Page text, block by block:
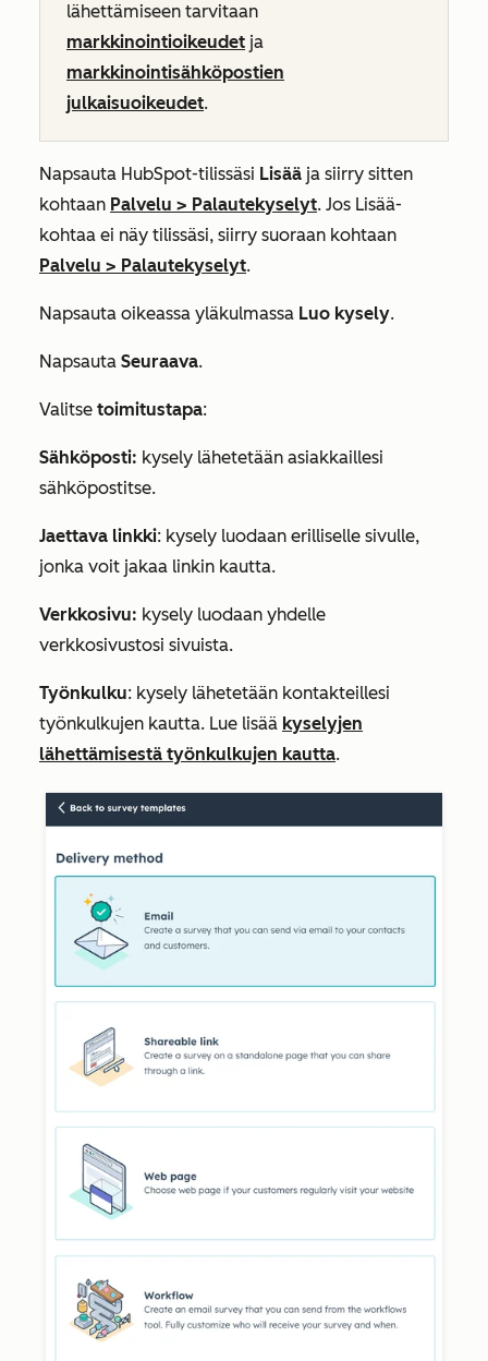
lähettämiseen tarvitaan
markkinointioikeudet ja
markkinointisähköpostien
julkaisuoikeudet.
Napsauta HubSpot-tilissäsi Lisää ja siirry sitten
kohtaan Palvelu > Palautekyselyt. Jos Lisää-
kohtaa ei näy tilissäsi, siirry suoraan kohtaan
Palvelu > Palautekyselyt.
Napsauta oikeassa yläkulmassa Luo kysely.
Napsauta Seuraava.
Valitse toimitustapa:
Sähköposti: kysely lähetetään asiakkaillesi
sähköpostitse.
Jaettava linkki: kysely luodaan erilliselle sivulle,
jonka voit jakaa linkin kautta.
Verkkosivu: kysely luodaan yhdelle
verkkosivustosi sivuista.
Työnkulku: kysely lähetetään kontakteillesi
työnkulkujen kautta. Lue lisää kyselyjen
lähettämisestä työnkulkujen kautta.